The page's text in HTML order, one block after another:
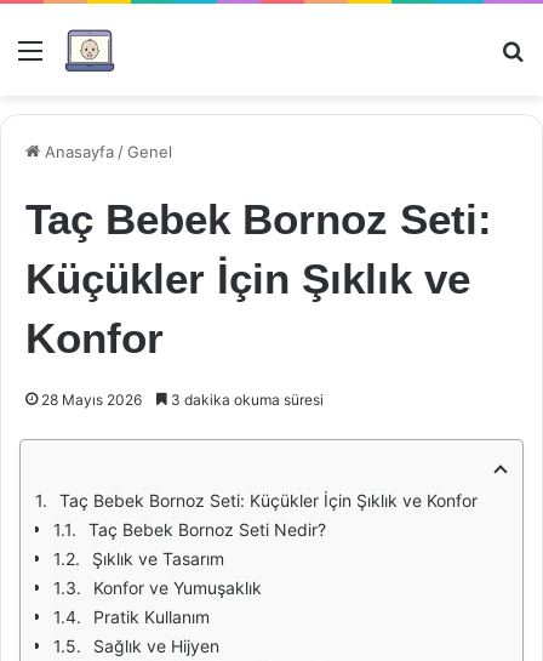
Menü
Anasayfa /Genel
Taç Bebek Bornoz Seti:
Küçükler İçin Şıklık ve
Konfor
28 Mayıs 2026 3 dakika okuma süresi
Taç Bebek Bornoz Seti: Küçükler İçin Şıklık ve Konfor
Taç Bebek Bornoz Seti Nedir?
Şıklık ve Tasarım
Konfor ve Yumuşaklık
Pratik Kullanım
Sağlık ve Hijyen